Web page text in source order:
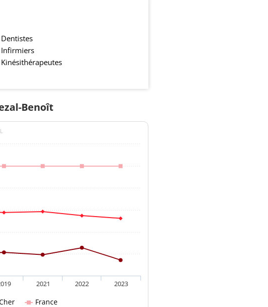
Dentistes
Infirmiers
Kinésithérapeutes
Benoît
France
2021 2022 2023